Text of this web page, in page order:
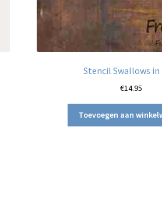
Stencil Swallows in
€14.95
Toevoegen aan